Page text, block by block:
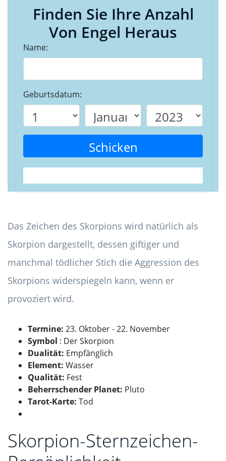
Finden Sie Ihre Anzahl
Von Engel Heraus
Name:
Geburtsdatum:
Schicken
Das Zeichen des Skorpions wird natürlich als
Skorpion dargestellt, dessen giftiger und
manchmal tödlicher Stich die Aggression des
Skorpions widerspiegeln kann, wenn er
provoziert wird.
Termine: 23. Oktober - 22. November
Symbol : Der Skorpion
Dualität: Empfänglich
Element: Wasser
Qualität: Fest
Beherrschender Planet: Pluto
Tarot-Karte: Tod
Skorpion-Sternzeichen-